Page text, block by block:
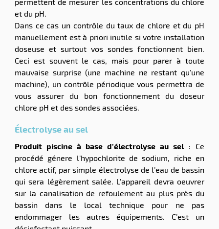
et du pH.
Dans ce cas un contrôle du taux de chlore et du pH
manuellement est à priori inutile si votre installation
doseuse et surtout vos sondes fonctionnent bien.
Ceci est souvent le cas, mais pour parer à toute
mauvaise surprise (une machine ne restant qu’une
machine), un contrôle périodique vous permettra de
vous assurer du bon fonctionnement du doseur
chlore pH et des sondes associées.
Électrolyse au sel
Produit piscine à base d’électrolyse au sel : Ce
procédé génere l’hypochlorite de sodium, riche en
chlore actif, par simple électrolyse de l’eau de bassin
qui sera légèrement salée. L’appareil devra oeuvrer
sur la canalisation de refoulement au plus près du
bassin dans le local technique pour ne pas
endommager les autres équipements. C’est un